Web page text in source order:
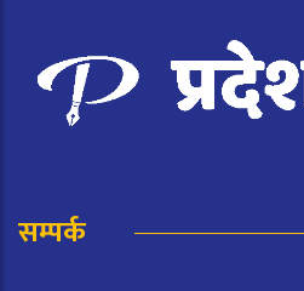
सम्पर्क